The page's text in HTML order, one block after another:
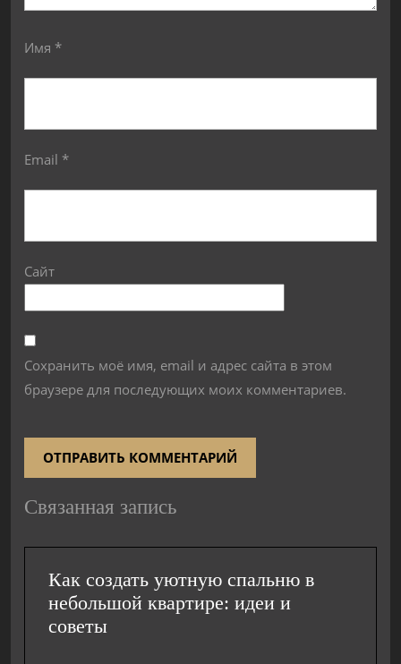
Имя *
Email *
Сайт
Сохранить моё имя, email и адрес сайта в этом
браузере для последующих моих комментариев.
Связанная запись
Как создать уютную спальню в
небольшой квартире: идеи и
советы